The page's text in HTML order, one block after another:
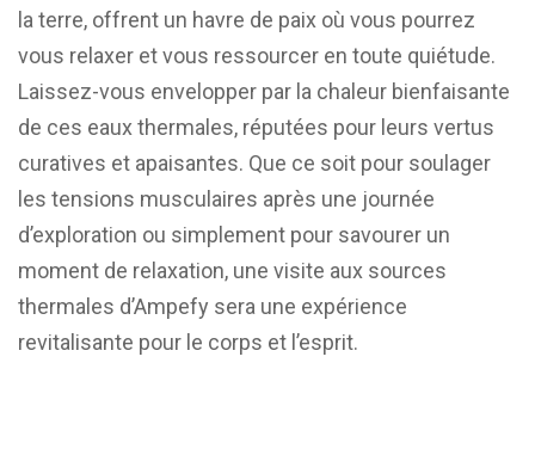
la terre, offrent un havre de paix où vous pourrez
vous relaxer et vous ressourcer en toute quiétude.
Laissez-vous envelopper par la chaleur bienfaisante
de ces eaux thermales, réputées pour leurs vertus
curatives et apaisantes. Que ce soit pour soulager
les tensions musculaires après une journée
d’exploration ou simplement pour savourer un
moment de relaxation, une visite aux sources
thermales d’Ampefy sera une expérience
revitalisante pour le corps et l’esprit.